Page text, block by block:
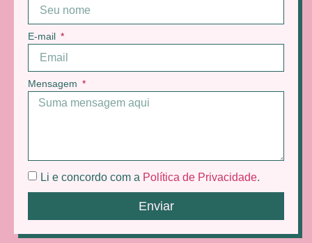
E-mail
Mensagem
Li e concordo com a Política de Privacidade.
Enviar